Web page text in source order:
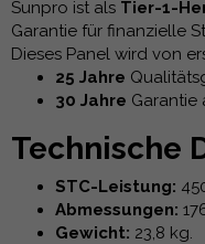
Sunpro ist als Tier-1-
Garantie für finanzielle
Dieses Panel wird von
25 Jahre
30 Jahre Garantie
Technische
STC-Leistung:
Abmessungen:
Gewicht: 23,8 kg.